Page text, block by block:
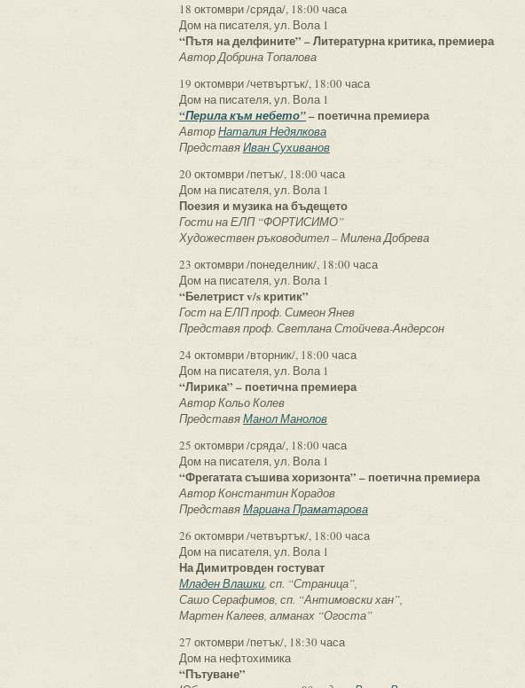
18 октомври /сряда/, 18:00 часа
Дом на писателя, ул. Вола 1
“Пътя на делфините” – Литературна критика, премиера
Автор Добрина Топалова
19 октомври /четвъртък/, 18:00 часа
Дом на писателя, ул. Вола 1
“Перила към небето”– поетична премиера
АвторНаталия Недялкова
ПредставяИван Сухиванов
20 октомври /петък/, 18:00 часа
Дом на писателя, ул. Вола 1
Поезия и музика на бъдещето
Гости на ЕЛП “ФОРТИСИМО”
Художествен ръководител – Милена Добрева
23 октомври /понеделник/, 18:00 часа
Дом на писателя, ул. Вола 1
“Белетрист v/s критик”
Гост на ЕЛП проф. Симеон Янев
Представя проф. Светлана Стойчева-Андерсон
24 октомври /вторник/, 18:00 часа
Дом на писателя, ул. Вола 1
“Лирика” – поетична премиера
Автор Кольо Колев
ПредставяМанол Манолов
25 октомври /сряда/, 18:00 часа
Дом на писателя, ул. Вола 1
“Фрегатата съшива хоризонта” – поетична премиера
Автор Константин Корадов
ПредставяМариана Праматарова
26 октомври /четвъртък/, 18:00 часа
Дом на писателя, ул. Вола 1
На Димитровден гостуват
Младен Влашки, сп. “Страница”,
Сашо Серафимов, сп. “Антимовски хан”,
Мартен Калеев, алманах “Огоста”
27 октомври /петък/, 18:30 часа
Дом на нефтохимика
“Пътуване”